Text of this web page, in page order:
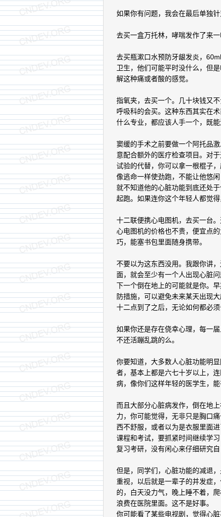
如果你有问题，我会在最后单独
去买一盒万托林，哮喘发作了来
去买瓶漱口水预防牙龈发炎，
卫生，他们可能平时没什么，但
解这种痛或者酸的感觉。
指氧夹，去买一个。几十块钱又
呼吸科的会买。这种东西其实在
什么专业，都应该人手一个，既
窦缓的手术之前要做一个阿托品
意配合额外的医疗检查项目。对
试验的代替，你可以拿一根棍子
像逃命一样使劲跑，不能让他悠
就不知道他的心脏功能到底还处
起跑。如果连你这个年轻人都觉
十二联便携心电图机，去买一台
心电图机的价格也不贵，便宜点
巧，能塞书包里面随身携带。
不要以为这东西没用。我跟你讲
面，就会至少有一个人出现心脏
下一个倒在地上的可能就是你。
防措施，可以避免未来某天出现
十二点到了之后，无论如何都必
如果你还是存在侥幸心理，每一
不还活蹦乱跳的么。
你要知道，大多数人心脏功能明
者，基本上都是六七十岁以上，
病，像你们这样年轻的医学生，
而且大部分心脏病发作，倒在地
力，你可能觉得，无非只是胸口
西不舒服，或者以为是衣服里面
课程和考试，要抓紧时间继续学
复习考研，没有闲心来仔细研究
但是，同学们，心脏功能的减退
重视，以后就是一辈子的并发症
的，白天没力气，晚上睡不着，
浪费在医院里面。这不是好事。
你可能看了某些电视剧，觉得心